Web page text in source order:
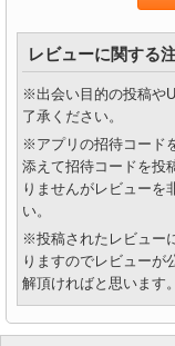
レビューに関する
※出会い目的の投稿や
了承ください。
※アプリの招待コード
添えて招待コードを投
りませんがレビューを
い。
※投稿されたレビュー
りますのでレビューが
解頂ければと思います。